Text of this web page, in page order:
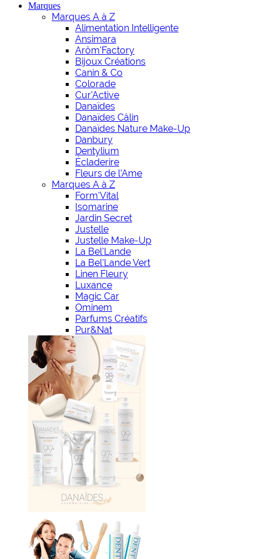
Marques
Marques A à Z
Alimentation Intelligente
Ansimara
Arôm'Factory
Bijoux Créations
Canin & Co
Colorade
Cur'Active
Danaïdes
Danaïdes Câlin
Danaïdes Nature Make-Up
Danbury
Dentylium
Écladerire
Fleurs de l’Ame
Marques A à Z
Form'Vital
Isomarine
Jardin Secret
Justelle
Justelle Make-Up
La Bel'Lande
La Bel'Lande Vert
Linen Fleury
Luxance
Magic Car
Ominem
Parfums Créatifs
Pur&Nat